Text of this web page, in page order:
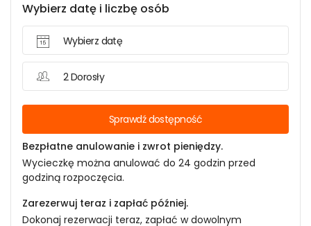
Wybierz datę i liczbę osób
Wybierz datę
2 Dorosły
Sprawdź dostępność
Bezpłatne anulowanie i zwrot pieniędzy.
Wycieczkę można anulować do 24 godzin przed
godziną rozpoczęcia.
Zarezerwuj teraz i zapłać później.
Dokonaj rezerwacji teraz, zapłać w dowolnym